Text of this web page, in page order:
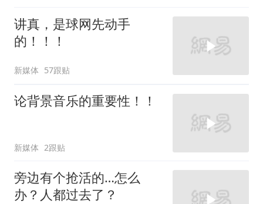
讲真，是球网先动手
的！！！
新媒体 57跟贴
论背景音乐的重要性！！
新媒体 2跟贴
旁边有个抢活的…怎么
办？人都过去了？